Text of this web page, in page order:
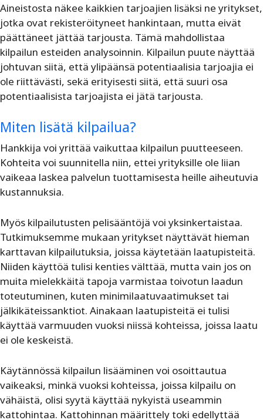
Aineistosta näkee kaikkien tarjoajien lisäksi ne yritykset,
jotka ovat rekisteröityneet hankintaan, mutta eivät
päättäneet jättää tarjousta. Tämä mahdollistaa
kilpailun esteiden analysoinnin. Kilpailun puute näyttää
johtuvan siitä, että ylipäänsä potentiaalisia tarjoajia ei
ole riittävästi, sekä erityisesti siitä, että suuri osa
potentiaalisista tarjoajista ei jätä tarjousta.
Miten lisätä kilpailua?
Hankkija voi yrittää vaikuttaa kilpailun puutteeseen.
Kohteita voi suunnitella niin, ettei yrityksille ole liian
vaikeaa laskea palvelun tuottamisesta heille aiheutuvia
kustannuksia.
Myös kilpailutusten pelisääntöjä voi yksinkertaistaa.
Tutkimuksemme mukaan yritykset näyttävät hieman
karttavan kilpailutuksia, joissa käytetään laatupisteitä.
Niiden käyttöä tulisi kenties välttää, mutta vain jos on
muita mielekkäitä tapoja varmistaa toivotun laadun
toteutuminen, kuten minimilaatuvaatimukset tai
jälkikäteissanktiot. Ainakaan laatupisteitä ei tulisi
käyttää varmuuden vuoksi niissä kohteissa, joissa laatu
ei ole keskeistä.
Käytännössä kilpailun lisääminen voi osoittautua
vaikeaksi, minkä vuoksi kohteissa, joissa kilpailu on
vähäistä, olisi syytä käyttää nykyistä useammin
kattohintaa. Kattohinnan määrittely toki edellyttää